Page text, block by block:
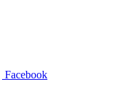
Facebook